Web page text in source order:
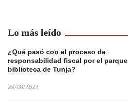
Lo más leído
¿Qué pasó con el proceso de
responsabilidad fiscal por el parque
biblioteca de Tunja?
29/08/2023